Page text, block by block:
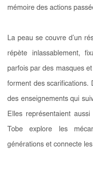
mémoire des actions
La peau se couvre d’un
répète inlassablement,
parfois par des masques
forment des scarifications.
des enseignements qui
Elles représentaient
Tobe explore les
générations et connecte